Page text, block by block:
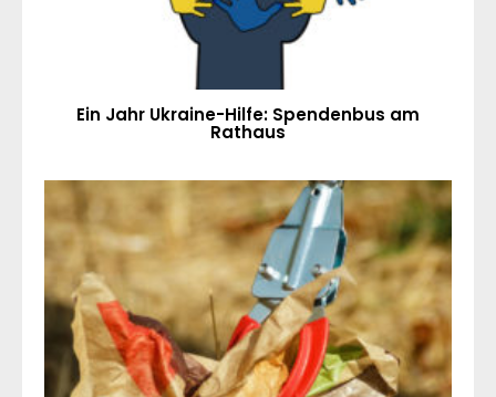
Ein Jahr Ukraine-Hilfe: Spendenbus am
Rathaus